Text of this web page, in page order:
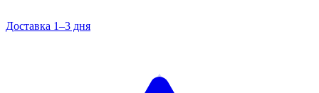
Доставка 1–3 дня